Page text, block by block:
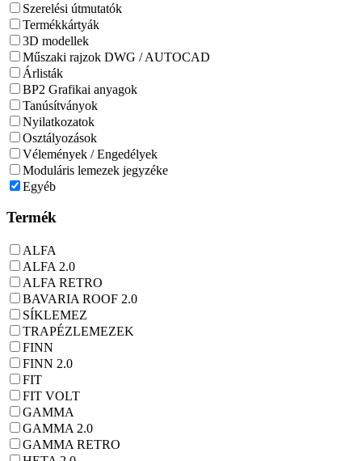
Szerelési útmutatók
Termékkártyák
3D modellek
Műszaki rajzok DWG / AUTOCAD
Árlisták
BP2 Grafikai anyagok
Tanúsítványok
Nyilatkozatok
Osztályozások
Vélemények / Engedélyek
Moduláris lemezek jegyzéke
Egyéb
Termék
ALFA
ALFA 2.0
ALFA RETRO
BAVARIA ROOF 2.0
SÍKLEMEZ
TRAPÉZLEMEZEK
FINN
FINN 2.0
FIT
FIT VOLT
GAMMA
GAMMA 2.0
GAMMA RETRO